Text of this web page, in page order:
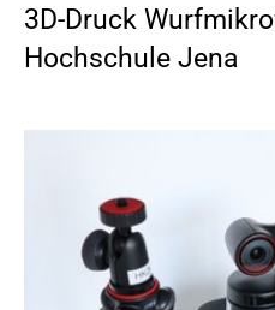
3D-Druck
Hochschule Jena